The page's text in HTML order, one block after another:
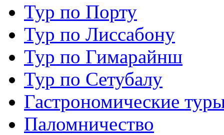
Тур по Порту
Тур по Лиссабону
Тур по Гимарайнш
Тур по Сетубалу
Гастрономические
Паломничество